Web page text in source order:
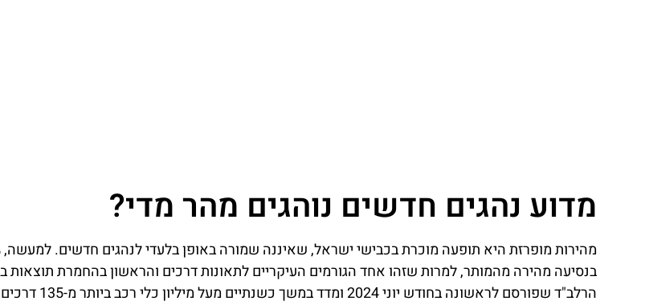
מדוע נהגים חדשים נוהגים מהר מדי?
בנסיעה מהירה מהמותר, למרות שזהו אחד הגורמים העיקריים לתאונות דרכים והראשון בהחמרת תוצאות
הרלב"ד שפורסם לראשונה בחודש יוני 2024 ומדד במשך כשנתיים מעל מיליון כלי רכב ביותר מ-135 דרכים שונות.